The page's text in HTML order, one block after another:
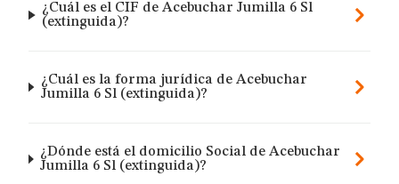
¿Cuál es el CIF de Acebuchar Jumilla 6 Sl
(extinguida)?
¿Cuál es la forma jurídica de Acebuchar
Jumilla 6 Sl (extinguida)?
¿Dónde está el domicilio Social de Acebuchar
Jumilla 6 Sl (extinguida)?